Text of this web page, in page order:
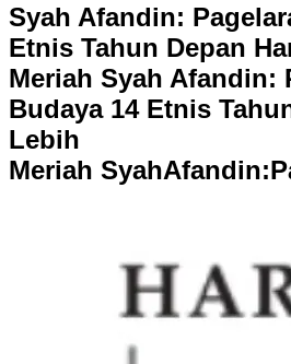
Syah Afandin:
Etnis Tahun Depan
Meriah Syah Afandin:
Budaya 14 Etnis
Lebih
Meriah SyahAfandin:P